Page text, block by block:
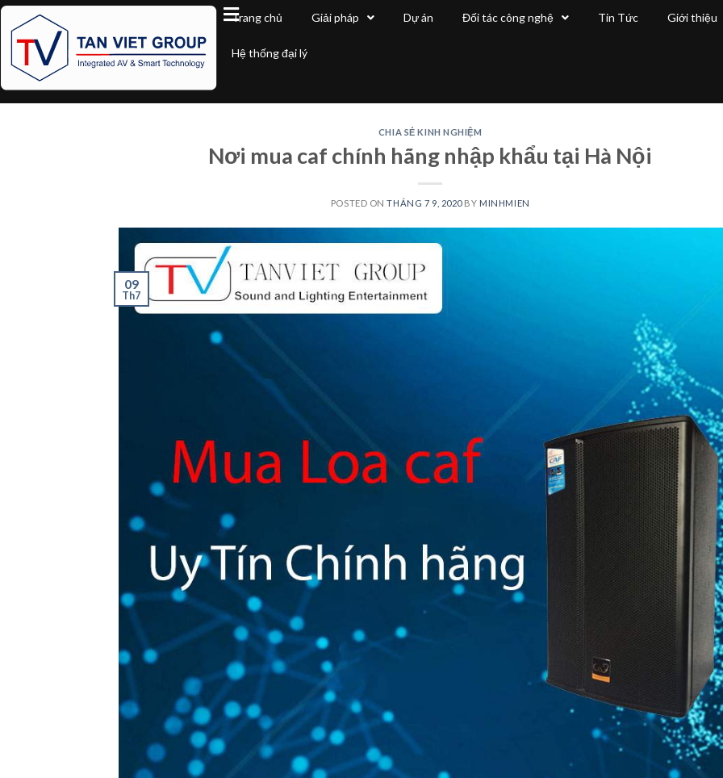
Trang chủ Giải pháp Dự án Đối tác công nghệ Tin Tức Giới thiệu
Hệ thống đại lý
CHIA SẺ KINH NGHIỆM
Nơi mua caf chính hãng nhập khẩu tại Hà Nội
POSTED ONTHÁNG 7 9, 2020BY MINHMIEN
09
Th7